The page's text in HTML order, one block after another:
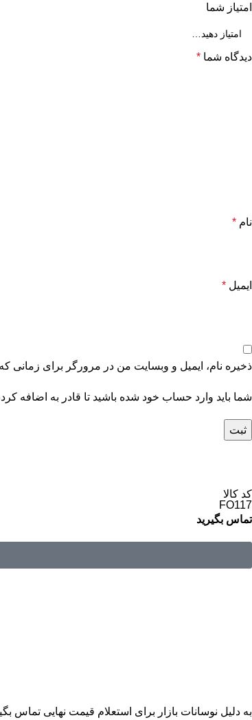
امتیاز شما
دیدگاه شما *
نام *
ایمیل *
ذخیره نام، ایمیل و وبسایت من در مرورگر برای زمانی
شما باید وارد حساب خود شده باشید تا قادر به اضافه
کد کالا
FO117
تماس بگیرید
به دلیل نوسانات بازار برای استعلام قیمت نهایی تماس